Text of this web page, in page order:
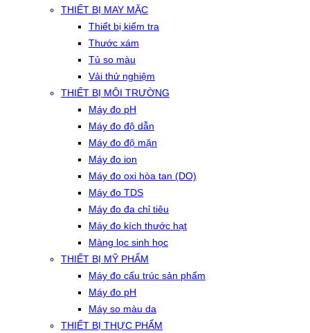
THIẾT BỊ MAY MẶC
Thiết bị kiểm tra
Thước xám
Tủ so màu
Vải thử nghiệm
THIẾT BỊ MÔI TRƯỜNG
Máy đo pH
Máy đo độ dẫn
Máy đo độ mặn
Máy đo ion
Máy đo oxi hòa tan (DO)
Máy đo TDS
Máy đo đa chỉ tiêu
Máy đo kích thước hạt
Màng lọc sinh học
THIẾT BỊ MỸ PHẨM
Máy đo cấu trúc sản phẩm
Máy đo pH
Máy so màu da
THIẾT BỊ THỰC PHẨM